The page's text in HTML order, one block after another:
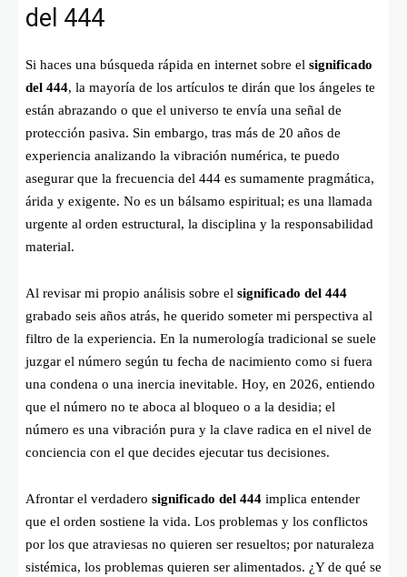
del 444
Si haces una búsqueda rápida en internet sobre el significado
del 444, la mayoría de los artículos te dirán que los ángeles te
están abrazando o que el universo te envía una señal de
protección pasiva. Sin embargo, tras más de 20 años de
experiencia analizando la vibración numérica, te puedo
asegurar que la frecuencia del 444 es sumamente pragmática,
árida y exigente. No es un bálsamo espiritual; es una llamada
urgente al orden estructural, la disciplina y la responsabilidad
material.
Al revisar mi propio análisis sobre el significado del 444
grabado seis años atrás, he querido someter mi perspectiva al
filtro de la experiencia. En la numerología tradicional se suele
juzgar el número según tu fecha de nacimiento como si fuera
una condena o una inercia inevitable. Hoy, en 2026, entiendo
que el número no te aboca al bloqueo o a la desidia; el
número es una vibración pura y la clave radica en el nivel de
conciencia con el que decides ejecutar tus decisiones.
Afrontar el verdadero significado del 444 implica entender
que el orden sostiene la vida. Los problemas y los conflictos
por los que atraviesas no quieren ser resueltos; por naturaleza
sistémica, los problemas quieren ser alimentados. ¿Y de qué se